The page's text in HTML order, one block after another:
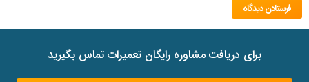
برای دریافت مشاوره رایگان تعمیرات تماس بگیرید